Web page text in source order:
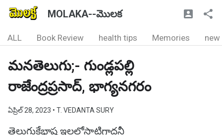
MOLAKA--మొలక
ALL Book Review health tips Memories new
మనతెలుగు;- గుండ్లపల్లి
రాజేంద్రప్రసాద్, భాగ్యనగరం
ఏప్రిల్ 28, 2023 • T. VEDANTA SURY
తెలుగుకేభాష ఇలలోసాటిగాదనీ